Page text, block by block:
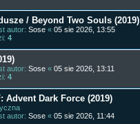
/ Beyond Two Souls (2019)
autor: Sose « 05 sie 2026, 13:55
4
autor: Sose « 05 sie 2026, 13:11
4
Advent Dark Force (2019)
autor: Sose « 05 sie 2026, 11:44